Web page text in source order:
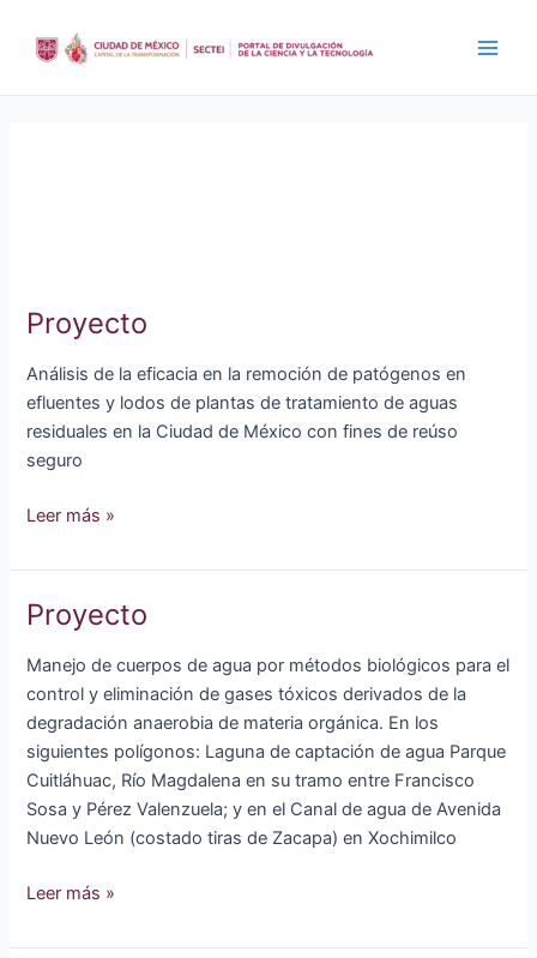
contenido
Proyecto
Análisis de la eficacia en la remoción de patógenos en
efluentes y lodos de plantas de tratamiento de aguas
residuales en la Ciudad de México con fines de reúso
seguro
Proyecto
Leer más »
Proyecto
Manejo de cuerpos de agua por métodos biológicos para el
control y eliminación de gases tóxicos derivados de la
degradación anaerobia de materia orgánica. En los
siguientes polígonos: Laguna de captación de agua Parque
Cuitláhuac, Río Magdalena en su tramo entre Francisco
Sosa y Pérez Valenzuela; y en el Canal de agua de Avenida
Nuevo León (costado tiras de Zacapa) en Xochimilco
Proyecto
Leer más »